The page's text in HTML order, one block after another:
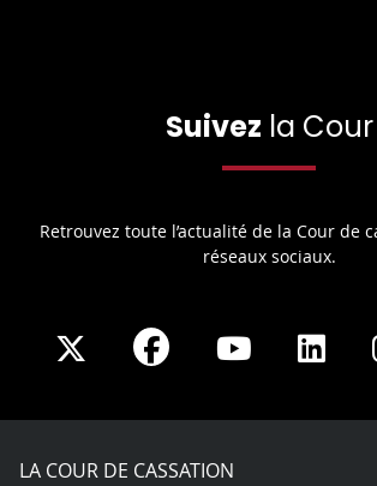
Suivez la Cour
Retrouvez toute l’actualité de la Cour de
réseaux sociaux.
Share
X
Share
Facebook
Share
Youtube
LA COUR DE CASSATION